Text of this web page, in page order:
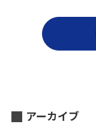
アーカイブ